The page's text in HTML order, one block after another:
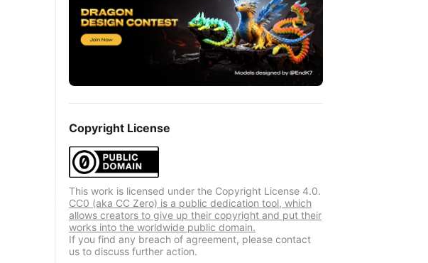
Copyright License
This work is licensed under the Copyright License 4.0.
CC0 (aka CC Zero) is a public dedication tool, which
allows creators to give up their copyright and put their
works into the worldwide public domain.
If you find any breach of agreement, please contact
us to discuss further action.